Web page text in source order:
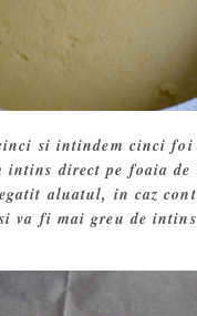
si intindem cinci foi
intins direct pe foaia
aluatul, in caz
va fi mai greu de